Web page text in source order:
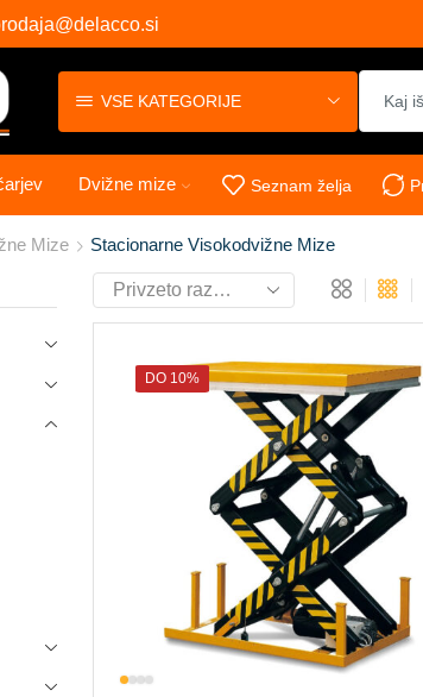
VSE KATEGORIJE
Dvižne mize Seznam želja
Mize Stacionarne Visokodvižne Mize
DO 10%